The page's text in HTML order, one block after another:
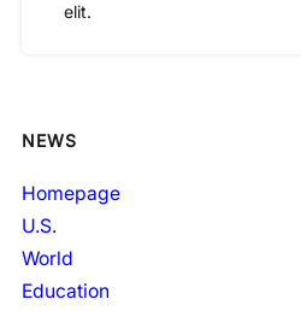
elit.
NEWS
Homepage
U.S.
World
Education